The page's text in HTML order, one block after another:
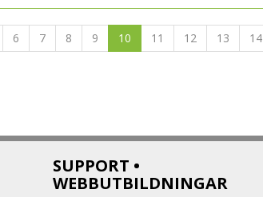
6 7 8 9 10 11 12 13 14
SUPPORT •
WEBBUTBILDNINGAR